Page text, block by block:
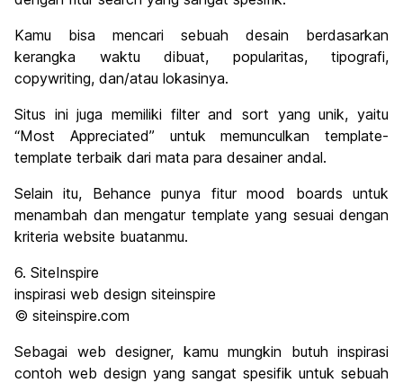
Kamu bisa mencari sebuah desain berdasarkan
kerangka waktu dibuat, popularitas, tipografi,
copywriting, dan/atau lokasinya.
Situs ini juga memiliki filter and sort yang unik, yaitu
“Most Appreciated” untuk memunculkan template-
template terbaik dari mata para desainer andal.
Selain itu, Behance punya fitur mood boards untuk
menambah dan mengatur template yang sesuai dengan
kriteria website buatanmu.
6. SiteInspire
inspirasi web design siteinspire
© siteinspire.com
Sebagai web designer, kamu mungkin butuh inspirasi
contoh web design yang sangat spesifik untuk sebuah